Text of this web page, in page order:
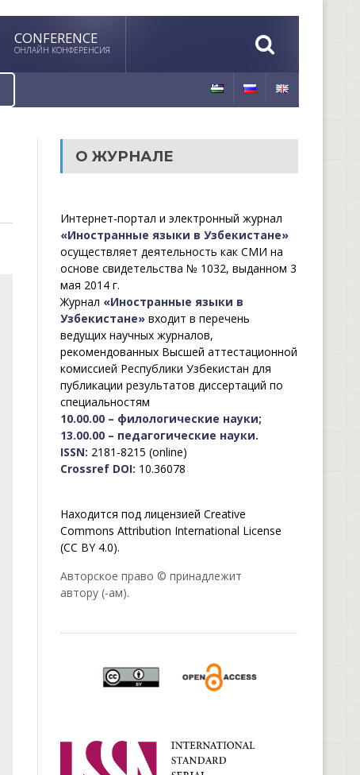
CONFERENCE
ОНЛАЙН КОНФЕРЕНСИЯ
О ЖУРНАЛЕ
Интернет-портал и электронный журнал
«Иностранные языки в Узбекистане»
осуществляет деятельность как СМИ на
основе свидетельства № 1032, выданном 3
мая 2014 г.
Журнал «Иностранные языки в
Узбекистане»входит в перечень
ведущих научных журналов,
рекомендованных Высшей аттестационной
комиссией Республики Узбекистан для
публикации результатов диссертаций по
специальностям
10.00.00 – филологические науки;
13.00.00 – педагогические науки.
ISSN: 2181-8215 (online)
Crossref DOI: 10.36078
Находится под лицензией Creative
Commons Attribution International License
(CC BY 4.0).
Авторское право © принадлежит
автору (-ам).